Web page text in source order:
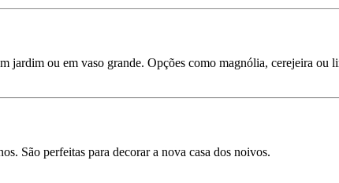
jardim ou em vaso grande. Opções como magnólia, cerejeira ou
São perfeitas para decorar a nova casa dos noivos.